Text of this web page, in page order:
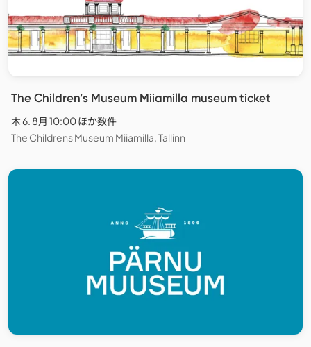
The Children’s Museum Miiamilla museum ticket
木 6. 8月 10:00 ほか数件
The Childrens Museum Miiamilla, Tallinn